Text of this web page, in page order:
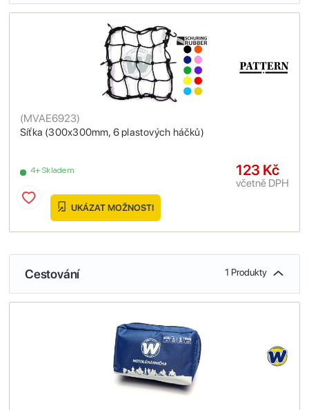
Síťka (300x300mm, 6 plastových háčků)
(MVAE6923)
4+ Skladem 123 Kč
včetně DPH
UKÁZAT MOŽNOSTI
Cestování 1 Produkty